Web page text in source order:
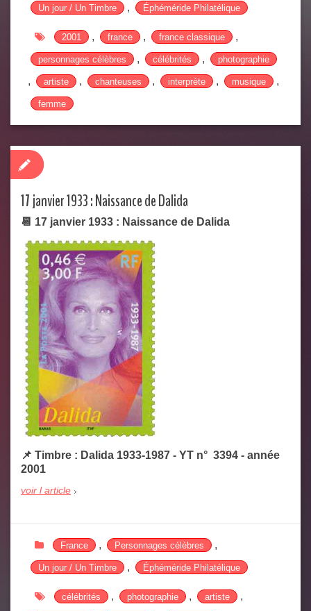
Un jour / Un Timbre , Éphéméride Philatélique
2001 , france , france classique ,
personnages célèbres , célébrités , photographie
, artiste , chanteuses , interprète , musique ,
femme
17 janvier 1933 : Naissance de Dalida
📆 17 janvier 1933 : Naissance de Dalida
📌 Timbre : Dalida 1933-1987 - YT n° 3394 - année
2001
voir l article
France , Personnages célèbres ,
Un jour / Un Timbre , Éphéméride Philatélique
célébrités , photographie , artiste ,